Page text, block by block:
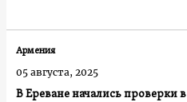
В Ереване начались проверки в
Армения
05 августа, 2025